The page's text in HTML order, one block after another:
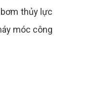
thủy lực
móc công